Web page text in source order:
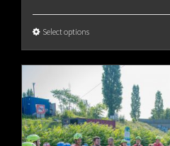
€80.00
Select options